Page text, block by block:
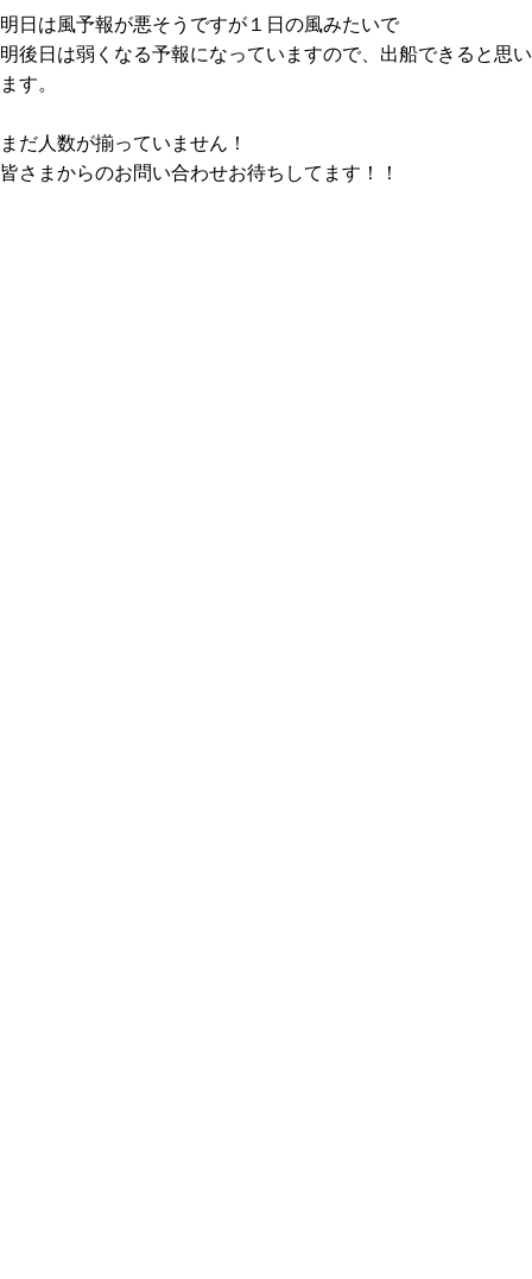
明日は風予報が悪そうですが１日の風みたいで
明後日は弱くなる予報になっていますので、出船できると思い
ます。
まだ人数が揃っていません！
皆さまからのお問い合わせお待ちしてます！！